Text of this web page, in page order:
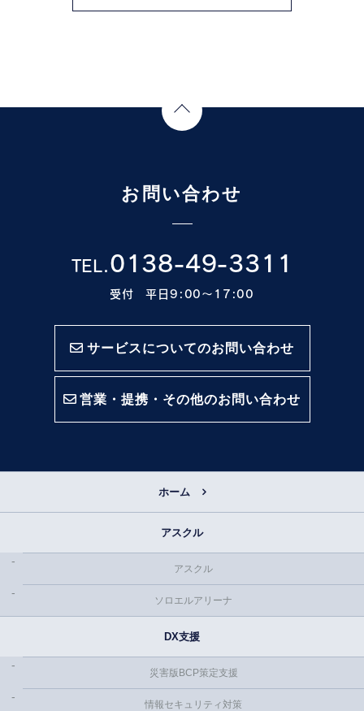
お問い合わせ
TEL.0138-49-3311
受付 平日9:00〜17:00
サービスについてのお問い合わせ
営業・提携・その他のお問い合わせ
ホーム
アスクル
アスクル
ソロエルアリーナ
DX支援
災害版BCP策定支援
情報セキュリティ対策